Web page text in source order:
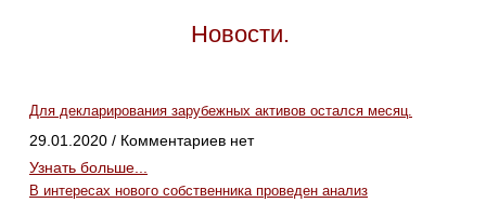
Новости.
Для декларирования зарубежных активов остался месяц.
29.01.2020
Комментариев нет
Узнать больше...
В интересах нового собственника проведен анализ